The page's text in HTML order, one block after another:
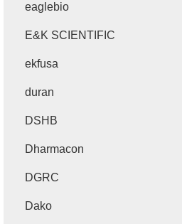
eaglebio
E&K SCIENTIFIC
ekfusa
duran
DSHB
Dharmacon
DGRC
Dako